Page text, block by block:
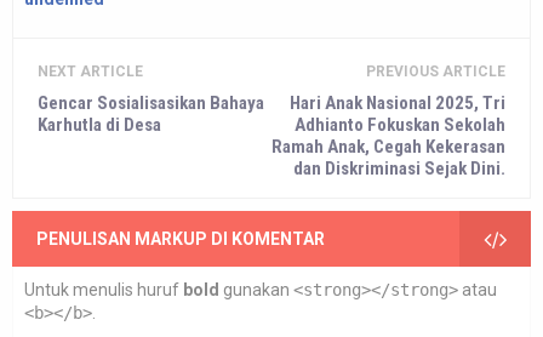
NEXT ARTICLE
Gencar Sosialisasikan Bahaya
Karhutla di Desa
PREVIOUS ARTICLE
Hari Anak Nasional 2025, Tri
Adhianto Fokuskan Sekolah
Ramah Anak, Cegah Kekerasan
dan Diskriminasi Sejak Dini.
PENULISAN MARKUP DI KOMENTAR
Untuk menulis huruf bold gunakan <strong></strong> atau
<b></b>